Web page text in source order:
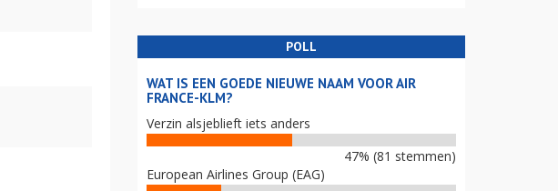
POLL
WAT IS EEN GOEDE NIEUWE NAAM VOOR AIR
FRANCE-KLM?
Verzin alsjeblieft iets anders
47% (81 stemmen)
European Airlines Group (EAG)